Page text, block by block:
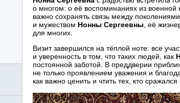
о многом: о её воспоминаниях из военной
важно сохранять связь между
и мужеством Нонны Сергеевны, её
для многих.
Визит завершился на тёплой ноте: все
и уверенность в том, что таких людей, как
постоянной заботой. В преддверии
не только проявлением уважения и
как важно ценить и чтить тех, кто